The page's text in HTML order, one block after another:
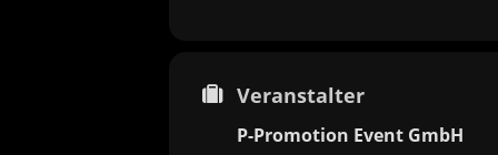
Veranstalter
P-Promotion Event GmbH